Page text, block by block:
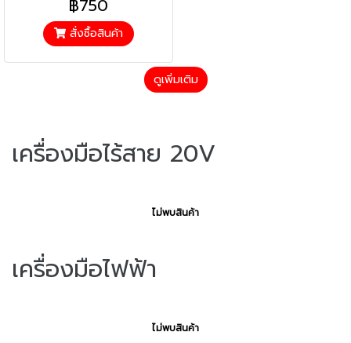
฿750
สั่งซื้อสินค้า
ดูเพิ่มเติม
เครื่องมือไร้สาย 20V
ไม่พบสินค้า
เครื่องมือไฟฟ้า
ไม่พบสินค้า